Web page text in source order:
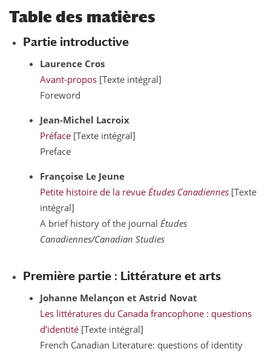
Table des matières
Partie introductive
Laurence Cros
Avant-propos [Texte intégral]
Foreword
Jean-Michel Lacroix
Préface [Texte intégral]
Preface
Françoise Le Jeune
Petite histoire de la revueÉtudes Canadiennes [Texte
intégral]
A brief history of the journalÉtudes
Canadiennes/Canadian Studies
Première partie : Littérature et arts
Johanne Melançon et Astrid Novat
Les littératures du Canada francophone : questions
d’identité [Texte intégral]
French Canadian Literature: questions of identity